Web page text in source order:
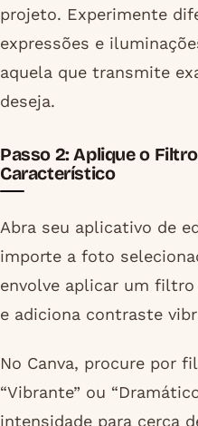
projeto. Experimente
expressões e
aquela que transmite
deseja.
Passo 2: Aplique o
Característico
Abra seu aplicativo de
importe a foto
envolve aplicar um
e adiciona contraste
No Canva, procure por
“Vibrante” ou
intensidade para cerca